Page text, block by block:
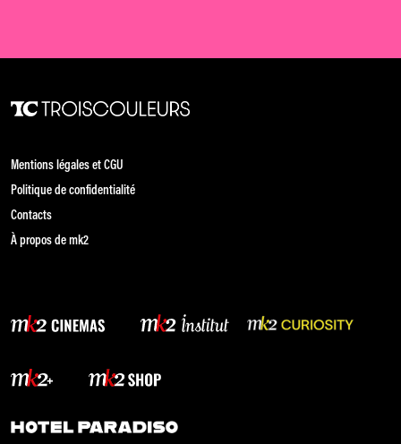
Mentions légales et CGU
Politique de confidentialité
Contacts
À propos de mk2